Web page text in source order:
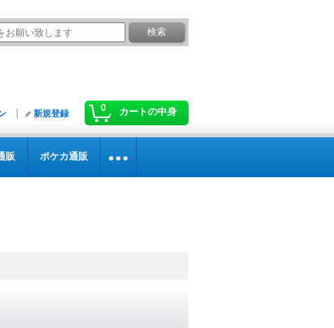
0 カートの中身
新規登録
販 ポケカ通販